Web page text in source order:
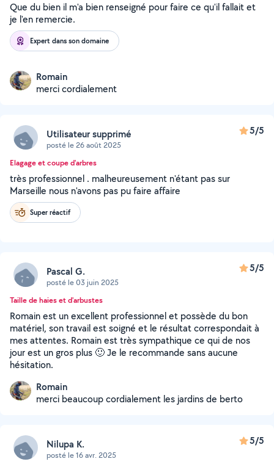
Que du bien il m'a bien renseigné pour faire ce qu'il fallait et
je l'en remercie.
Expert dans son domaine
Romain
merci cordialement
Utilisateur supprimé
posté le 26 août 2025
5/5
Elagage et coupe d'arbres
très professionnel . malheureusement n'étant pas sur
Marseille nous n'avons pas pu faire affaire
Super réactif
Pascal G.
posté le 03 juin 2025
5/5
Taille de haies et d'arbustes
Romain est un excellent professionnel et possède du bon
matériel, son travail est soigné et le résultat correspondait à
mes attentes. Romain est très sympathique ce qui de nos
jour est un gros plus 🙂 Je le recommande sans aucune
hésitation.
Romain
merci beaucoup cordialement les jardins de berto
Nilupa K.
posté le 16 avr. 2025
5/5